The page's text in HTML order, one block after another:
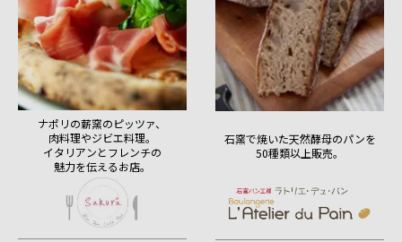
ナポリの薪窯のピッツァ、
肉料理やジビエ料理。
イタリアンとフレンチの
魅力を伝えるお店。
石窯で焼いた天然酵母のパンを
50種類以上販売。